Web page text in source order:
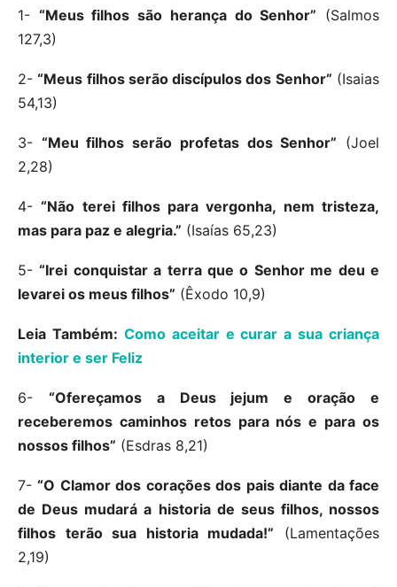
1- “Meus filhos são herança do Senhor” (Salmos
127,3)
2-“Meus filhos serão discípulos dos Senhor” (Isaias
54,13)
3- “Meu filhos serão profetas dos Senhor” (Joel
2,28)
4-“Não terei filhos para vergonha, nem tristeza,
mas para paz e alegria.” (Isaías 65,23)
5-“Irei conquistar a terra que o Senhor me deu e
levarei os meus filhos” (Êxodo 10,9)
Leia Também: Como aceitar e curar a sua criança
interior e ser Feliz
6- “Ofereçamos a Deus jejum e oração e
receberemos caminhos retos para nós e para os
nossos filhos” (Esdras 8,21)
7-“O Clamor dos corações dos pais diante da face
de Deus mudará a historia de seus filhos, nossos
filhos terão sua historia mudada!” (Lamentações
2,19)